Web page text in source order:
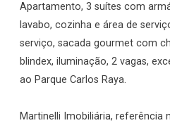
Apartamento, 3 suítes com
lavabo, cozinha e área de
serviço, sacada gourmet com
blindex, iluminação, 2 vagas,
ao Parque Carlos Raya.
Martinelli Imobiliária, referência